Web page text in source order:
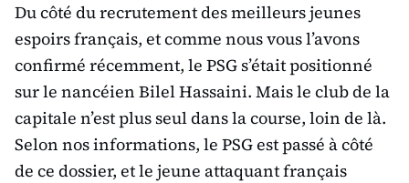
Du côté du recrutement des meilleurs jeunes
espoirs français, et comme nous vous l’avons
confirmé récemment, le PSG s’était positionné
sur le nancéien Bilel Hassaini. Mais le club de la
capitale n’est plus seul dans la course, loin de là.
Selon nos informations, le PSG est passé à côté
de ce dossier, et le jeune attaquant français